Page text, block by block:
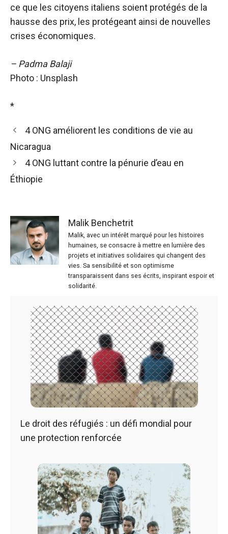
ce que les citoyens italiens soient protégés de la
hausse des prix, les protégeant ainsi de nouvelles
crises économiques.
– Padma Balaji
Photo : Unsplash
*
4 ONG améliorent les conditions de vie au
Nicaragua
4 ONG luttant contre la pénurie d’eau en
Éthiopie
Malik Benchetrit
Malik, avec un intérêt marqué pour les histoires
humaines, se consacre à mettre en lumière des
projets et initiatives solidaires qui changent des
vies. Sa sensibilité et son optimisme
transparaissent dans ses écrits, inspirant espoir et
solidarité.
Le droit des réfugiés : un défi mondial pour
une protection renforcée